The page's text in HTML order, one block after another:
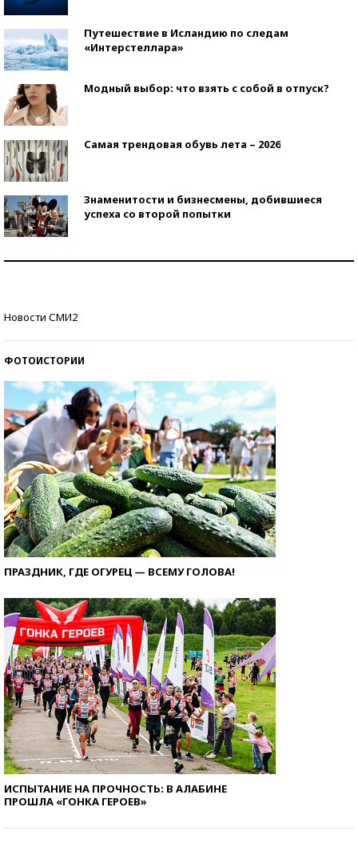
Путешествие в Исландию по следам
«Интерстеллара»
Модный выбор: что взять с собой в отпуск?
Самая трендовая обувь лета – 2026
Знаменитости и бизнесмены, добившиеся
успеха со второй попытки
Новости СМИ2
ФОТОИСТОРИИ
ПРАЗДНИК, ГДЕ ОГУРЕЦ — ВСЕМУ ГОЛОВА!
ИСПЫТАНИЕ НА ПРОЧНОСТЬ: В АЛАБИНЕ
ПРОШЛА «ГОНКА ГЕРОЕВ»